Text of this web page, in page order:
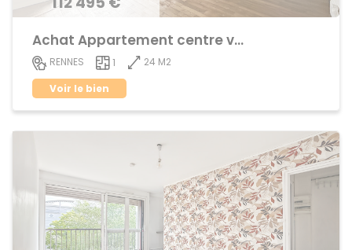
Achat Appartement centre ville
RENNES 1
24 M2
Voir le bien